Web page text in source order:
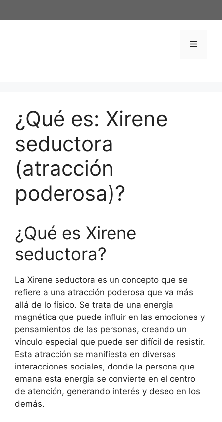
al
Menú
¿Qué es: Xirene
seductora
(atracción
poderosa)?
¿Qué es Xirene
seductora?
La Xirene seductora es un concepto que se
refiere a una atracción poderosa que va más
allá de lo físico. Se trata de una energía
magnética que puede influir en las emociones y
pensamientos de las personas, creando un
vínculo especial que puede ser difícil de resistir.
Esta atracción se manifiesta en diversas
interacciones sociales, donde la persona que
emana esta energía se convierte en el centro
de atención, generando interés y deseo en los
demás.